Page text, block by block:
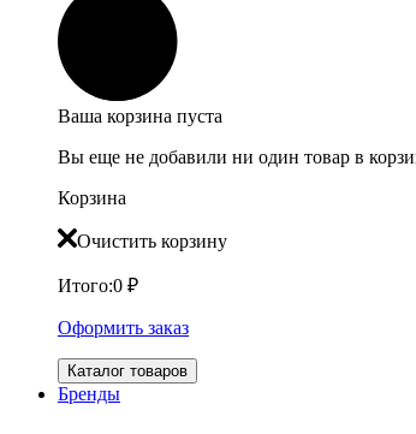
Ваша корзина пуста
Вы еще не добавили ни один товар в
Корзина
Очистить корзину
Итого:0 ₽
Оформить заказ
Каталог товаров
Бренды